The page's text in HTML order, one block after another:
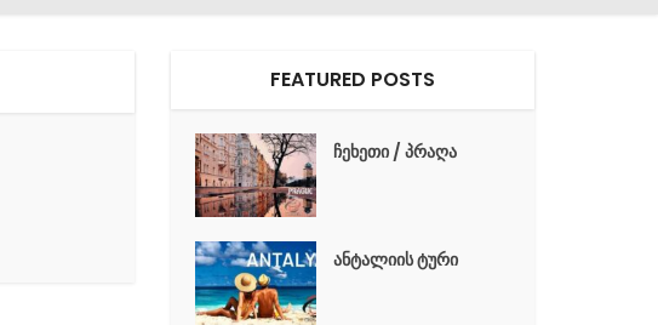
FEATURED POSTS
ჩეხეთი / პრაღა
ანტალიის ტური